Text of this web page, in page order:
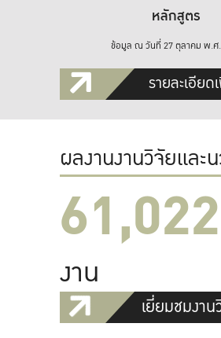
หลักสูตร
ข้อมูล ณ วันที่ 27 ตุลาคม พ.ศ
รายละเอียด
ผลงานงานวิจัยและ
61,022
งาน
เยี่ยมชมงา